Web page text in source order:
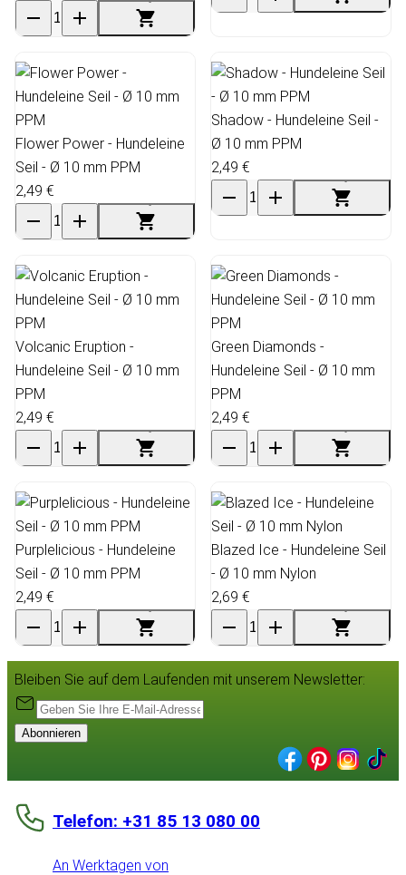
Flower Power - Hundeleine
Seil - Ø 10 mm PPM
2,49 €
Shadow - Hundeleine Seil -
Ø 10 mm PPM
2,49 €
Volcanic Eruption -
Hundeleine Seil - Ø 10 mm
PPM
2,49 €
Green Diamonds -
Hundeleine Seil - Ø 10 mm
PPM
2,49 €
Purplelicious - Hundeleine
Seil - Ø 10 mm PPM
2,49 €
Blazed Ice - Hundeleine Seil
- Ø 10 mm Nylon
2,69 €
Bleiben Sie auf dem Laufenden mit unserem Newsletter:
Abonnieren
Telefon: +31 85 13 080 00
An Werktagen von